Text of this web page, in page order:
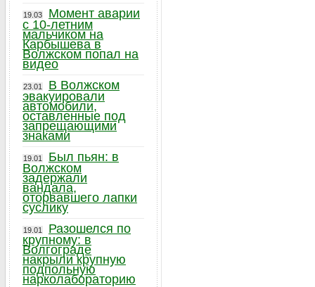
19.03
Момент аварии
с 10-летним
мальчиком на
Карбышева в
Волжском попал на
видео
23.01
В Волжском
эвакуировали
автомобили,
оставленные под
запрещающими
знаками
19.01
Был пьян: в
Волжском
задержали
вандала,
оторвавшего лапки
суслику
19.01
Разошелся по
крупному: в
Волгограде
накрыли крупную
подпольную
нарколабораторию